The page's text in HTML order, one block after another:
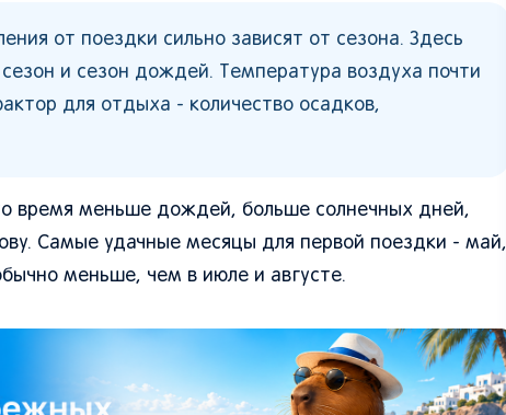
от поездки сильно зависят от сезона. Здесь
и сезон дождей. Температура воздуха почти
для отдыха - количество осадков,
время меньше дождей, больше солнечных дней,
Самые удачные месяцы для первой поездки - май,
меньше, чем в июле и августе.